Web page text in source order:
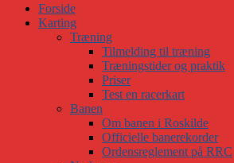
Forside
Karting
Træning
Tilmelding til træning
Træningstider og praktik
Priser
Test en racerkart
Banen
Om banen i Roskilde
Officielle banerekorder
Ordensreglement på RRC